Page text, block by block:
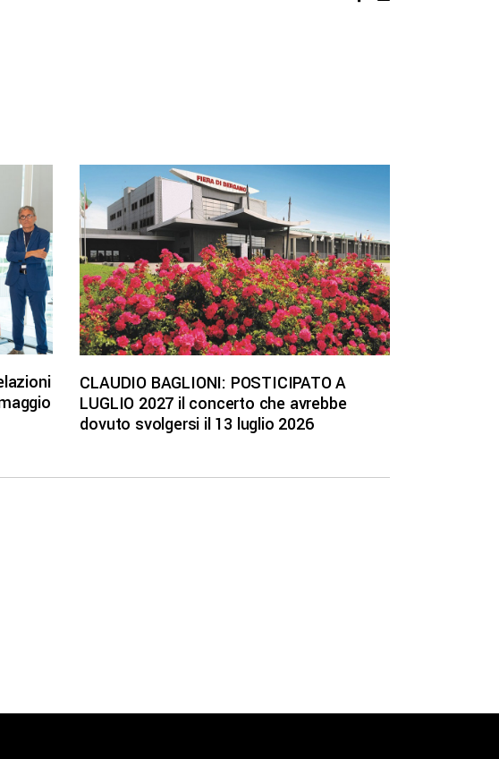
CLAUDIO BAGLIONI: POSTICIPATO A
LUGLIO 2027 il concerto che avrebbe
dovuto svolgersi il 13 luglio 2026